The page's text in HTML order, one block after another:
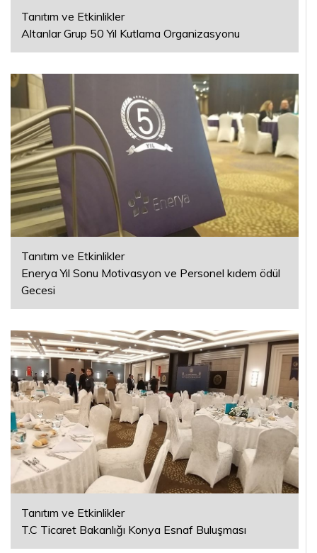
Tanıtım ve Etkinlikler
Altanlar Grup 50 Yıl Kutlama Organizasyonu
Tanıtım ve Etkinlikler
Enerya Yıl Sonu Motivasyon ve Personel kıdem ödül
Gecesi
Tanıtım ve Etkinlikler
T.C Ticaret Bakanlığı Konya Esnaf Buluşması